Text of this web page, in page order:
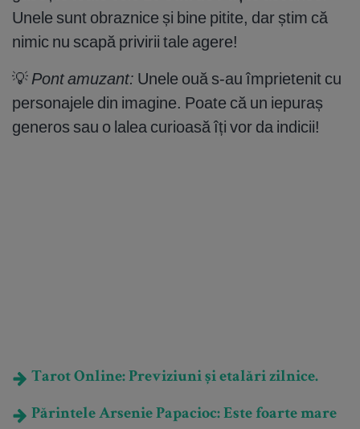
Unele sunt obraznice și bine pitite, dar știm că
nimic nu scapă privirii tale agere!
💡Pont amuzant: Unele ouă s-au împrietenit cu
personajele din imagine. Poate că un iepuraș
generos sau o lalea curioasă îți vor da indicii!
Tarot Online: Previziuni și etalări zilnice.
Părintele Arsenie Papacioc: Este foarte mare